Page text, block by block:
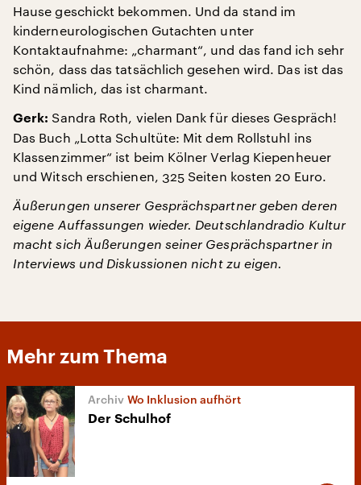
Hause geschickt bekommen. Und da stand im
kinderneurologischen Gutachten unter
Kontaktaufnahme: „charmant“, und das fand ich sehr
schön, dass das tatsächlich gesehen wird. Das ist das
Kind nämlich, das ist charmant.
Gerk: Sandra Roth, vielen Dank für dieses Gespräch!
Das Buch „Lotta Schultüte: Mit dem Rollstuhl ins
Klassenzimmer“ ist beim Kölner Verlag Kiepenheuer
und Witsch erschienen, 325 Seiten kosten 20 Euro.
Äußerungen unserer Gesprächspartner geben deren
eigene Auffassungen wieder. Deutschlandradio Kultur
macht sich Äußerungen seiner Gesprächspartner in
Interviews und Diskussionen nicht zu eigen.
Mehr zum Thema
Wo Inklusion aufhört
Der Schulhof